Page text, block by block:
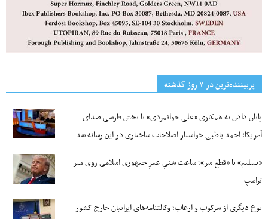
پربیننده‌ترین‌ در ۷ روز گذشته
پایان دادن به همکاری «علی جوانمردی» با بخش فارسی صدای
آمریکا؛ احمد باطبی خواستار اصلاحات ساختاری در این رسانه شد
«تسلیم» یا «قطع سر»؛ ساعت شنیِ عمرِ جمهوری اسلامی روی میز
ترامپ
نوع دیگری از سرکوب و ارعاب؛ وکالتنامه‌های ایرانیان خارج کشور